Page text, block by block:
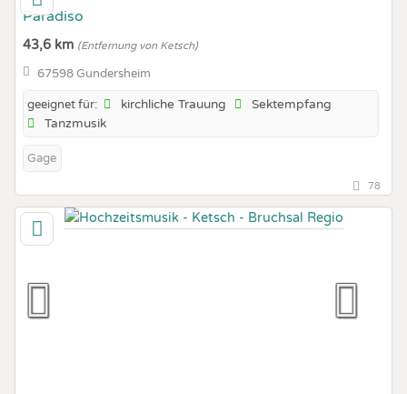
Paradiso
43,6 km (Entfernung von Ketsch)
67598 Gundersheim
geeignet für: kirchliche Trauung
Sektempfang
Tanzmusik
Gage
78